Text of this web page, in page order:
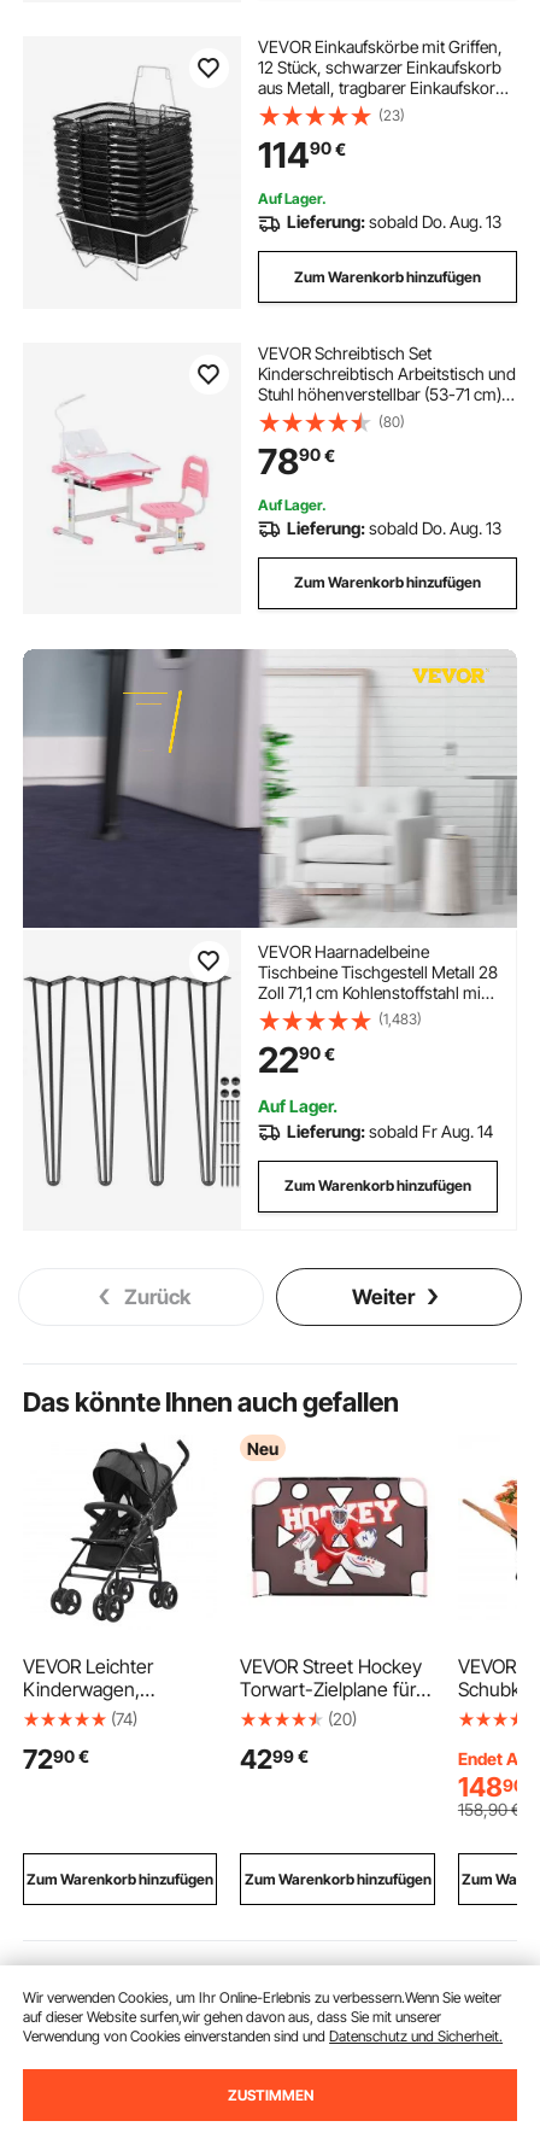
VEVOR Einkaufskörbe mit Griffen,
12 Stück, schwarzer Einkaufskorb
aus Metall, tragbarer Einkaufskorb
aus Draht, schwarzes
Einkaufskorb-Set aus Drahtgeflecht
für Supermärkte,
Einzelhandelsgeschäfte,
Lebensmitteleinkauf, Schwarz
(23)
11490€
Auf Lager.
Lieferung:sobald Do. Aug. 13
Zum Warenkorb hinzufügen
VEVOR Schreibtisch Set
Kinderschreibtisch Arbeitstisch und
Stuhl höhenverstellbar (53-71 cm)
belastbar (100 kg) mit Tischlampe &
0–40° geneigten Schreibtischplatte
für Schlafzimmer Rosa
(80)
7890€
Auf Lager.
Lieferung:sobald Do. Aug. 13
Zum Warenkorb hinzufügen
VEVOR Haarnadelbeine
Tischbeine Tischgestell Metall 28
Zoll 71,1 cm Kohlenstoffstahl mit
4 Gummibodenfüßen Metall
Schwarz 4 Stück verstellbar
(1,483)
2290€
Auf Lager.
Lieferung:sobald Fr Aug. 14
Zum Warenkorb hinzufügen
Zurück Weiter
Das könnte Ihnen auch gefallen
VEVOR Leichter
Kinderwagen,
kompakt, einfach
mit verstellbarer
Aufbewahrungskorb,
Getränkehalter,
mehr, Schwarz
(74)
7290€
Zum Warenkorb hinzufügen
Neu
VEVOR Street Hockey
Torwart-Zielplane für
Eishockeytor mit 11
Netz für
Hockeytor-Zielplane
für Street-Hockey und
(20)
4299 €
Zum Warenkorb hinzufügen
VEVOR
Kubikfuß
breiten
leicht zu
Farm
Endet
14890
158,90€
Zum
aufschraubhülse elektrischer türöffner
Wir verwenden Cookies, um Ihr Online-Erlebnis zu verbessern.Wenn Sie weiter
auf dieser Website surfen,wir gehen davon aus, dass Sie mit unserer
Verwendung von Cookies einverstanden sind undDatenschutz und Sicherheit.
ZUSTIMMEN